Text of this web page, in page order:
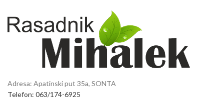
Adresa: Apatinski put 35a, SONTA
Telefon: 063/174-6925